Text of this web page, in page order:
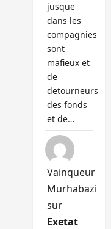
jusque
dans les
compagnies
sont
mafieux et
de
detourneurs
des fonds
et de…
Vainqueur
Murhabazi
sur
Exetat